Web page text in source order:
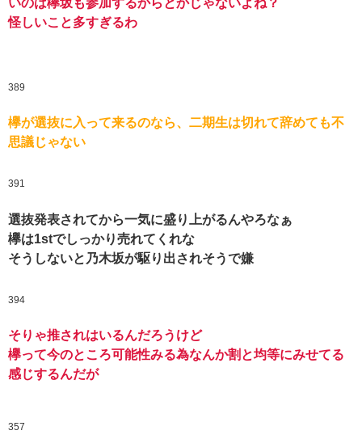
いのは欅坂も参加するからとかじゃないよね？
怪しいこと多すぎるわ
389
欅が選抜に入って来るのなら、二期生は切れて辞めても不
思議じゃない
391
選抜発表されてから一気に盛り上がるんやろなぁ
欅は1stでしっかり売れてくれな
そうしないと乃木坂が駆り出されそうで嫌
394
そりゃ推されはいるんだろうけど
欅って今のところ可能性みる為なんか割と均等にみせてる
感じするんだが
357